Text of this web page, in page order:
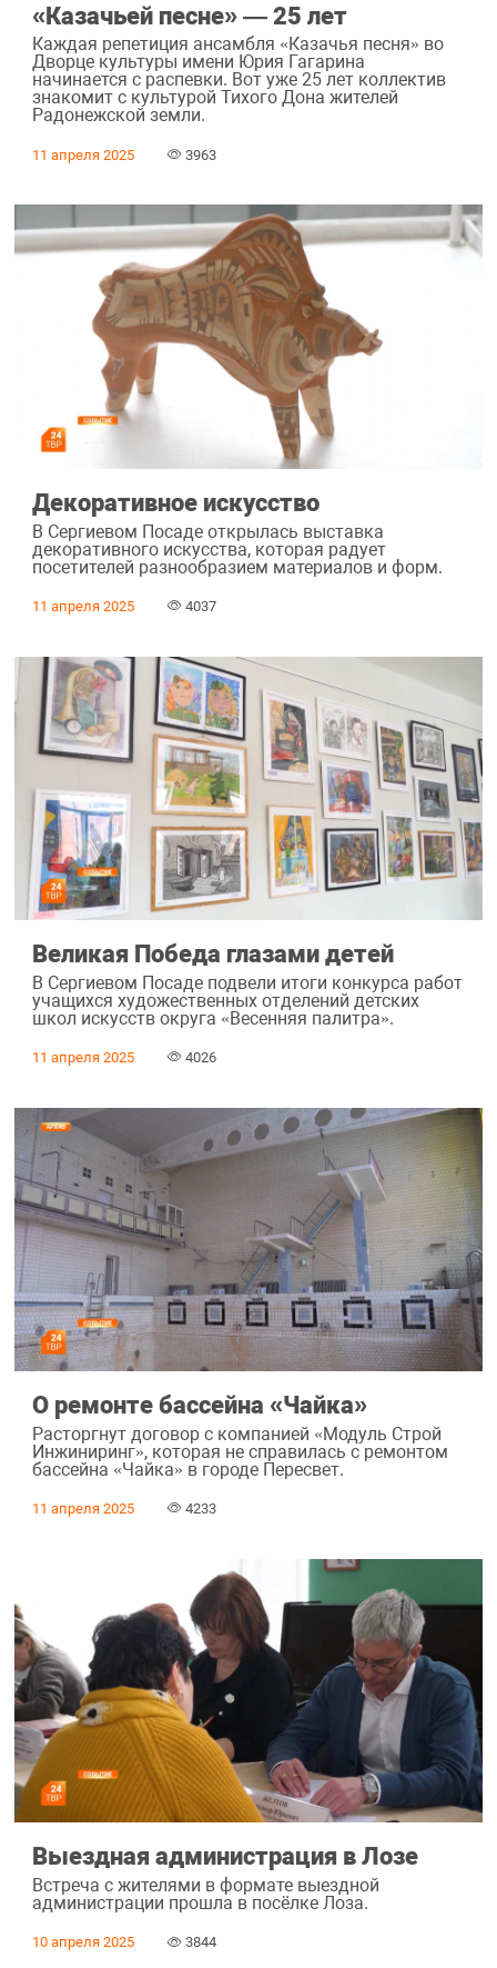
«Казачьей песне» ― 25 лет
Каждая репетиция ансамбля «Казачья песня» во
Дворце культуры имени Юрия Гагарина
начинается с распевки. Вот уже 25 лет коллектив
знакомит с культурой Тихого Дона жителей
Радонежской земли.
11 апреля 2025 3963
Декоративное искусство
В Сергиевом Посаде открылась выставка
декоративного искусства, которая радует
посетителей разнообразием материалов и форм.
11 апреля 2025 4037
Великая Победа глазами детей
В Сергиевом Посаде подвели итоги конкурса работ
учащихся художественных отделений детских
школ искусств округа «Весенняя палитра».
11 апреля 2025 4026
О ремонте бассейна «Чайка»
Расторгнут договор с компанией «Модуль Строй
Инжиниринг», которая не справилась с ремонтом
бассейна «Чайка» в городе Пересвет.
11 апреля 2025 4233
Выездная администрация в Лозе
Встреча с жителями в формате выездной
администрации прошла в посёлке Лоза.
10 апреля 2025 3844